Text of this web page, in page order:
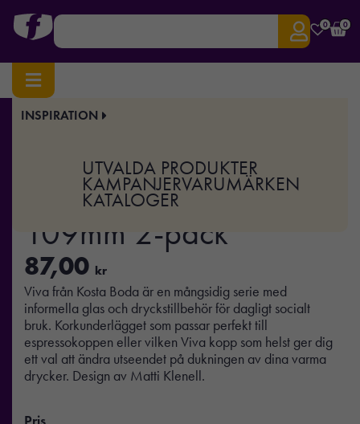
0 0
INSPIRATION
UTVALDA PRODUKTER
KAMPANJERVARUMÄRKEN
KATALOGER
Hem/Hem & Kök/På bordet
Viva korkunderlägg
109mm 2-pack
87,00 kr
Viva från Kosta Boda är en mångsidig serie med
informella glas och dryckstillbehör för dagligt socialt
bruk. Korkunderlägget som passar perfekt till
espressokoppen eller vilken Viva kopp som helst ger dig
ett val att ändra utseendet på dukningen av dina varma
drycker. Design av Matti Klenell.
Pris